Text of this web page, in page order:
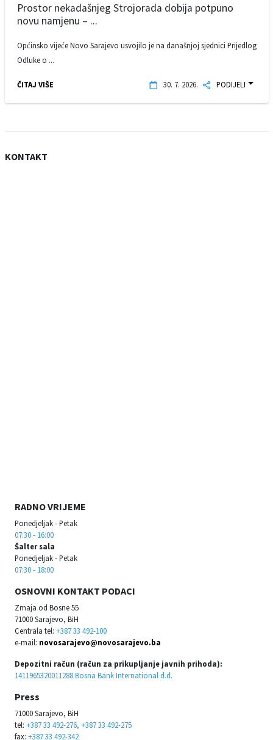
Prostor nekadašnjeg Strojorada dobija potpuno
novu namjenu – ...
Općinsko vijeće Novo Sarajevo usvojilo je na današnjoj sjednici Prijedlog
Odluke o ...
ČITAJ VIŠE 30. 7. 2026. PODIJELI
KONTAKT
RADNO VRIJEME
Ponedjeljak - Petak
07:30 - 16:00
Šalter sala
Ponedjeljak - Petak
07:30 - 18:00
OSNOVNI KONTAKT PODACI
Zmaja od Bosne 55
71000 Sarajevo, BiH
Centrala tel: +387 33 492-100
e-mail: novosarajevo@novosarajevo.ba
Depozitni račun (račun za prikupljanje javnih prihoda):
1411965320011288 Bosna Bank International d.d.
Press
71000 Sarajevo, BiH
tel: +387 33 492-276, +387 33 492-275
fax: +387 33 492-342